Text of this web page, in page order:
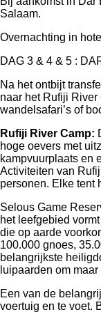
Salaam.
Overnachting in
DAG 3 & 4 & 5 :
Na het ontbijt
naar het Rufiji
wandelsafari’s of
Rufiji River Camp:
hoge oevers met
kampvuurplaats en
Activiteiten van
personen. Elke tent
Selous Game
het leefgebied
die op aarde
100.000 gnoes,
belangrijkste
luipaarden om
Een van de
voertuig en te voet.